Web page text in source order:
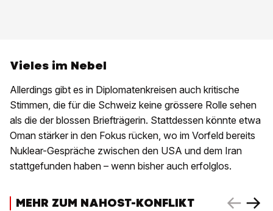
Vieles im Nebel
Allerdings gibt es in Diplomatenkreisen auch kritische
Stimmen, die für die Schweiz keine grössere Rolle sehen
als die der blossen Briefträgerin. Stattdessen könnte etwa
Oman stärker in den Fokus rücken, wo im Vorfeld bereits
Nuklear-Gespräche zwischen den USA und dem Iran
stattgefunden haben – wenn bisher auch erfolglos.
MEHR ZUM NAHOST-KONFLIKT